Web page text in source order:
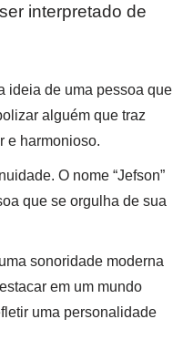
interpretado de
ideia de uma pessoa que
alguém que traz
e harmonioso.
O nome “Jefson”
que se orgulha de sua
sonoridade moderna
em um mundo
uma personalidade